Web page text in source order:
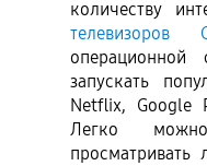
операционной
запускать
Netflix, Google
Легко